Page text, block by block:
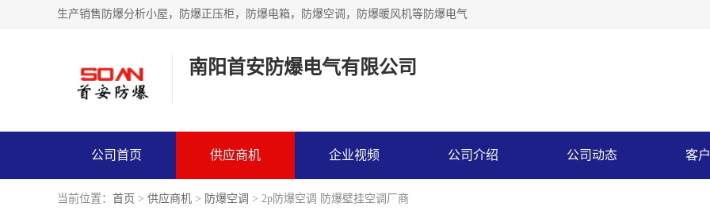
生产销售防爆分析小屋，防爆正压柜，防爆电箱，防爆空调，防爆暖风机等防爆电气
南阳首安防爆电气有限公司
公司首页 供应商机 企业视频 公司介绍 公司动态 客
当前位置： 首页 > 供应商机 > 防爆空调 > 2p防爆空调 防爆壁挂空调厂商